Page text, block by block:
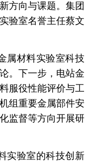
方向与课题。集团
验室名誉主任蔡文
属材料实验室科技
。下一步，电站金
服役性能评价与工
组重要金属部件安
监督等方向开展研
实验室的科技创新